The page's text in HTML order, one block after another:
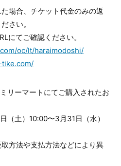
場合、チケット代金のみの返
さい。
にてご確認ください。
oc/lt/haraimodoshi/
リーマートにてご購入されたお
（土）10:00〜3月31日（水）
方法や支払方法などにより異